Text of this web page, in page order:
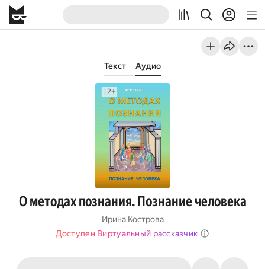
Текст Аудио
О методах познания. Познание человека
Ирина Кострова
Доступен Виртуальный рассказчик